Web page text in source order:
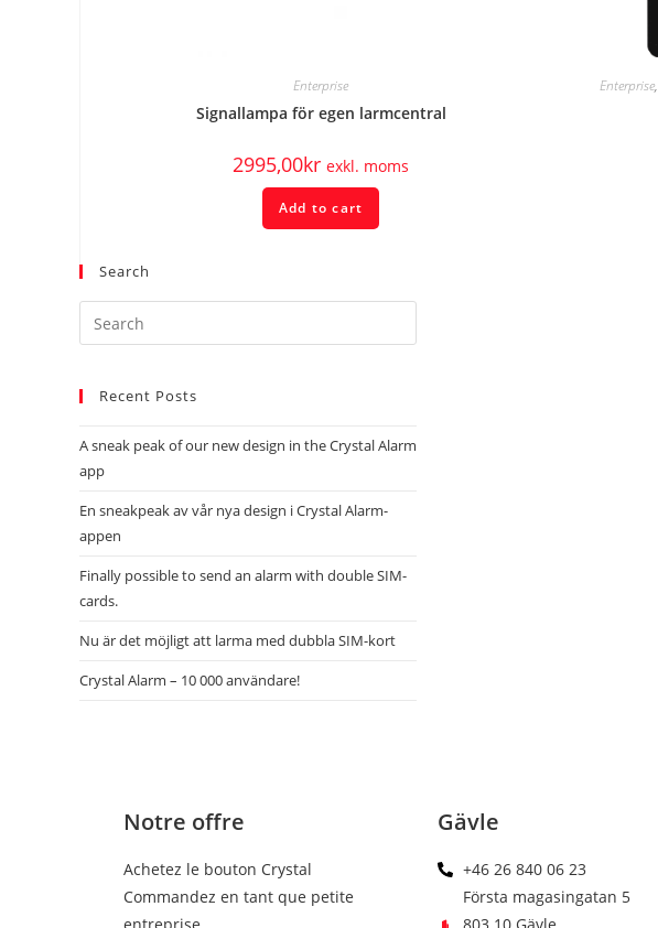
Enterprise
Signallampa för egen larmcentral
2995,00kr exkl. moms
Add to cart
Enterprise,
Search
Recent Posts
A sneak peak of our new design in the Crystal Alarm
app
En sneakpeak av vår nya design i Crystal Alarm-
appen
Finally possible to send an alarm with double SIM-
cards.
Nu är det möjligt att larma med dubbla SIM-kort
Crystal Alarm – 10 000 användare!
Notre offre
Achetez le bouton Crystal
Commandez en tant que petite
Gävle
+46 26 840 06 23
Första magasingatan 5